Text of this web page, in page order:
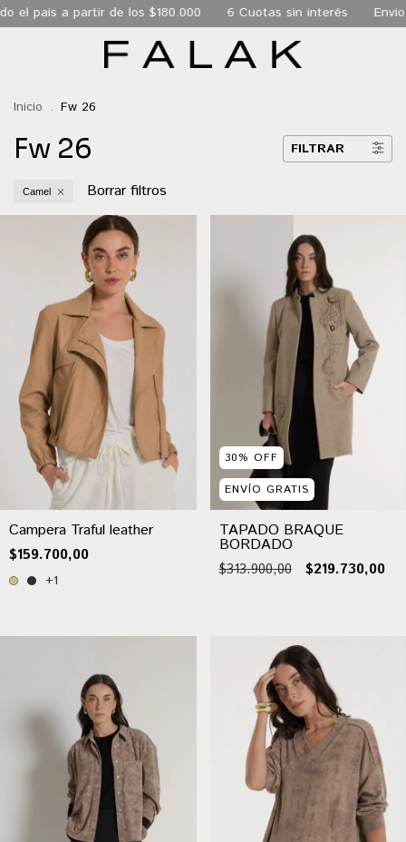
a partir de los $180.000 6 Cuotas sin interés Envio
Inicio . Fw 26
Fw 26 FILTRAR
Camel Borrar filtros
Campera Traful leather
$159.700,00
+1
30% OFF
ENVÍO GRATIS
TAPADO BRAQUE
BORDADO
$313.900,00 $219.730,00